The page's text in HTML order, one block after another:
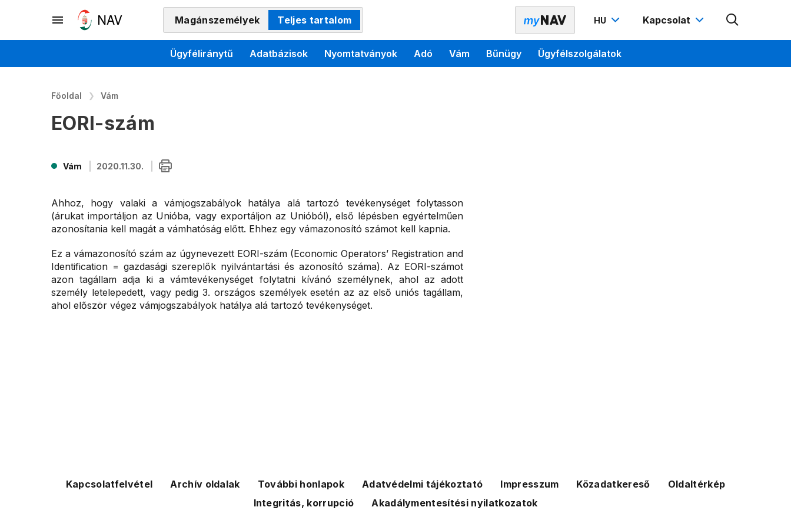
Magánszemélyek Teljes tartalom HU Kapcsolat
Ügyféliránytű Adatbázisok Nyomtatványok Adó Vám Bűnügy Ügyfélszolgálatok
Főoldal Vám
EORI-szám
Vám 2020.11.30.
Ahhoz, hogy valaki a vámjogszabályok hatálya alá tartozó tevékenységet folytasson
(árukat importáljon az Unióba, vagy exportáljon az Unióból), első lépésben egyértelműen
azonosítania kell magát a vámhatóság előtt. Ehhez egy vámazonosító számot kell kapnia.
Ez a vámazonosító szám az úgynevezett EORI-szám (Economic Operators’ Registration and
Identification = gazdasági szereplők nyilvántartási és azonosító száma). Az EORI-számot
azon tagállam adja ki a vámtevékenységet folytatni kívánó személynek, ahol az adott
személy letelepedett, vagy pedig 3. országos személyek esetén az az első uniós tagállam,
ahol először végez vámjogszabályok hatálya alá tartozó tevékenységet.
Kapcsolatfelvétel Archív oldalak További honlapok Adatvédelmi tájékoztató Impresszum Közadatkereső
Oldaltérkép
Integritás, korrupció
Akadálymentesítési nyilatkozatok